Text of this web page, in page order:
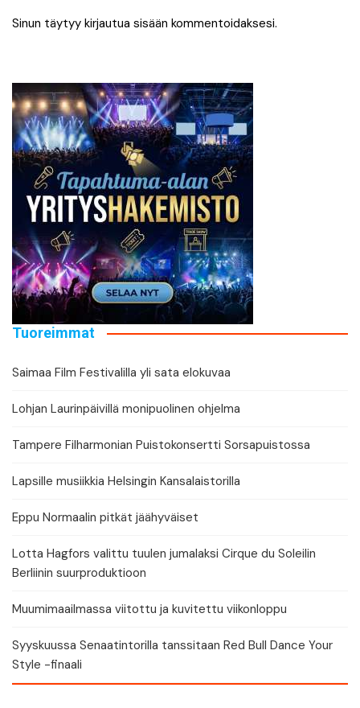
Sinun täytyy kirjautua sisään kommentoidaksesi.
Tuoreimmat
Saimaa Film Festivalilla yli sata elokuvaa
Lohjan Laurinpäivillä monipuolinen ohjelma
Tampere Filharmonian Puistokonsertti Sorsapuistossa
Lapsille musiikkia Helsingin Kansalaistorilla
Eppu Normaalin pitkät jäähyväiset
Lotta Hagfors valittu tuulen jumalaksi Cirque du Soleilin
Berliinin suurproduktioon
Muumimaailmassa viitottu ja kuvitettu viikonloppu
Syyskuussa Senaatintorilla tanssitaan Red Bull Dance Your
Style -finaali